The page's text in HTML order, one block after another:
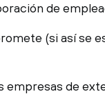
de
(si así se
empresas de